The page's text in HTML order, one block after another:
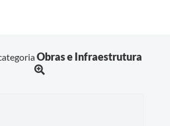
Obras e Infraestrutura